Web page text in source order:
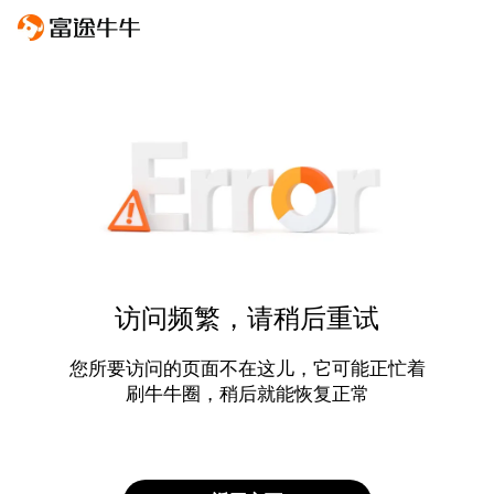
访问频繁，请稍后重试
您所要访问的页面不在这儿，它可能正忙着
刷牛牛圈，稍后就能恢复正常